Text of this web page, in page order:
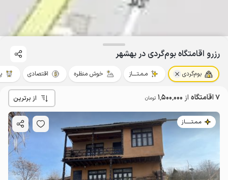
رزرو اقامتگاه بوم‌گردی در بهشهر
بوم‌گردی مـمـتــــاز خوش منظره اقتصادی
7 اقامتگاه از 1٬500٬000 تومان از برترین
مـمـتــــــاز